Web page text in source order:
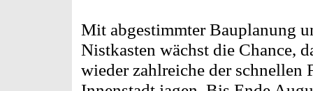
Mit abgestimmter Bauplanung
Nistkasten wächst die Chance,
wieder zahlreiche der schnellen